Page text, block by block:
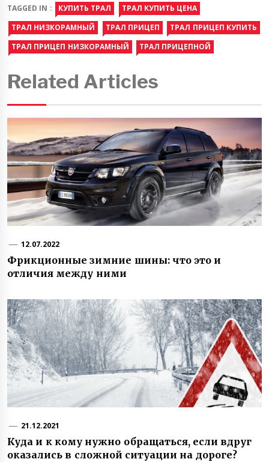
TAGGED IN : КУПИТЬ ТРАЛ
ТРАЛ КУПИТЬ ЦЕНА
ТРАЛ НИЗКОРАМНЫЙ
ТРАЛ ПРИЦЕП
ТРАЛ ПРИЦЕП КУПИТЬ
ТРАЛ ПРИЦЕП НИЗКОРАМНЫЙ
ТРАЛ ПРИЦЕПНОЙ
Related Articles
12.07.2022
Фрикционные зимние шины: что это и
отличия между ними
21.12.2021
Куда и к кому нужно обращаться, если вдруг
оказались в сложной ситуации на дороге?